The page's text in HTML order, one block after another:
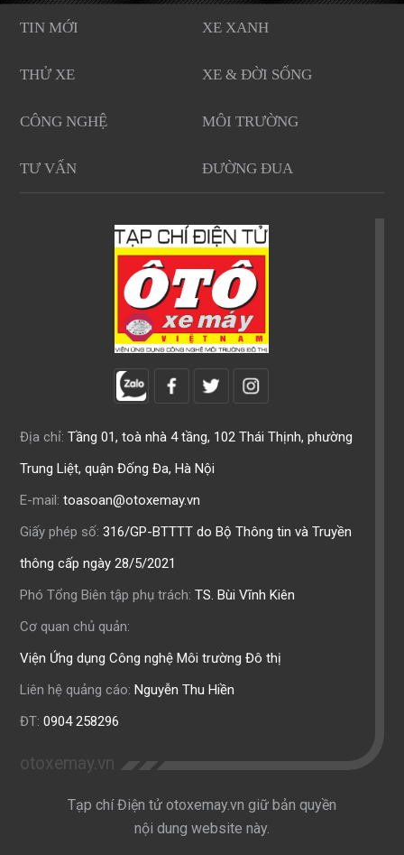
TIN MỚI XE XANH
THỬ XE XE & ĐỜI SỐNG
CÔNG NGHỆ MÔI TRƯỜNG
TƯ VẤN ĐƯỜNG ĐUA
Địa chỉ: Tầng 01, toà nhà 4 tầng, 102 Thái Thịnh, phường
Trung Liệt, quận Đống Đa, Hà Nội
E-mail: toasoan@otoxemay.vn
Giấy phép số: 316/GP-BTTTT do Bộ Thông tin và Truyền
thông cấp ngày 28/5/2021
Phó Tổng Biên tập phụ trách: TS. Bùi Vĩnh Kiên
Cơ quan chủ quản:
Viện Ứng dụng Công nghệ Môi trường Đô thị
Liên hệ quảng cáo: Nguyễn Thu Hiền
ĐT: 0904 258296
otoxemay.vn
Tạp chí Điện tử otoxemay.vn giữ bản quyền
nội dung website này.